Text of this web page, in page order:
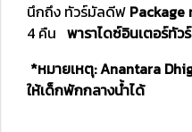
นึกถึง ทัวร์มัลดีฟ Package
4 คืน พาราไดซ์อินเตอร์ทัว
*หมายเหตุ: Anantara
ให้เด็กพักกลางน้ำได้